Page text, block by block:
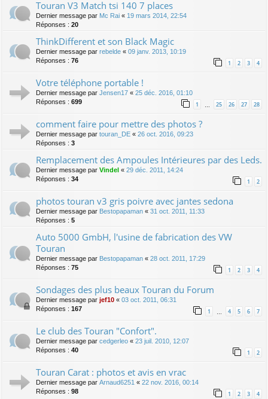
Touran V3 Match tsi 140 7 places
Dernier message par Mc Rai « 19 mars 2014, 22:54
Réponses : 20
ThinkDifferent et son Black Magic
Dernier message par rebelde « 09 janv. 2013, 10:19
Réponses : 76 1 2 3 4
Votre téléphone portable !
Dernier message par Jensen17 « 25 déc. 2016, 01:10
Réponses : 699 1 25 26 27 28
comment faire pour mettre des photos ?
Dernier message par touran_DE « 26 oct. 2016, 09:23
Réponses : 3
Remplacement des Ampoules Intérieures par des Leds.
Dernier message par Vindel « 29 déc. 2011, 14:24
Réponses : 34 1 2
photos touran v3 gris poivre avec jantes sedona
Dernier message par Bestopapaman « 31 oct. 2011, 11:33
Réponses : 5
Auto 5000 GmbH, l'usine de fabrication des VW
Touran
Dernier message par Bestopapaman « 28 oct. 2011, 17:29
Réponses : 75 1 2 3 4
Sondages des plus beaux Touran du Forum
Dernier message par jef10 « 03 oct. 2011, 06:31
Réponses : 167 1 … 4 5 6 7
Le club des Touran "Confort".
Dernier message par cedgerleo « 23 juil. 2010, 12:07
Réponses : 40 1 2
Touran Carat : photos et avis en vrac
Dernier message par Arnaud6251 « 22 nov. 2016, 00:14
Réponses : 98 1 2 3 4